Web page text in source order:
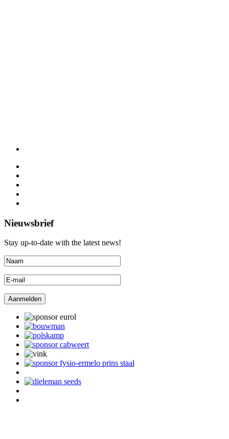
Nieuwsbrief
Stay up-to-date with the latest news!